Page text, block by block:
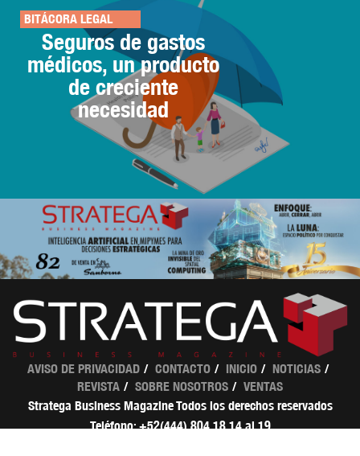
BITÁCORA LEGAL
Seguros de gastos
médicos, un producto
de creciente
necesidad
AVISO DE PRIVACIDAD CONTACTO INICIO
NOTICIAS
REVISTA
SOBRE NOSOTROS
VENTAS
Stratega Business Magazine Todos los derechos reservados
Teléfono: +52(444) 804 18 14 al 19